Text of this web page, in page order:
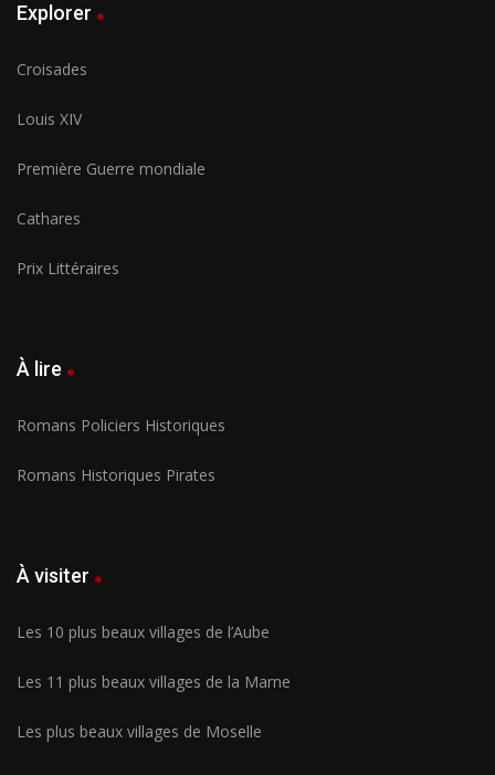
Explorer
Croisades
Louis XIV
Première Guerre mondiale
Cathares
Prix Littéraires
À lire
Romans Policiers Historiques
Romans Historiques Pirates
À visiter
Les 10 plus beaux villages de l’Aube
Les 11 plus beaux villages de la Marne
Les plus beaux villages de Moselle